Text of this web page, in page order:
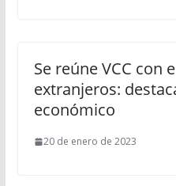
Se reúne VCC con
extranjeros:
económico
20 de enero de 2023